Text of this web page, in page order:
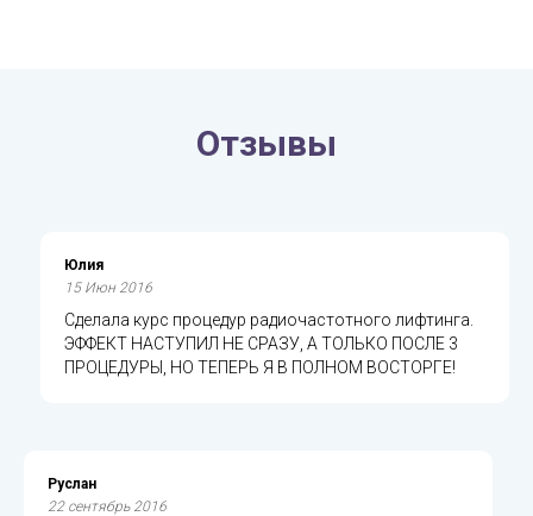
Отзывы
Юлия
15 Июн 2016
Сделала курс процедур радиочастотного лифтинга.
ЭФФЕКТ НАСТУПИЛ НЕ СРАЗУ, А ТОЛЬКО ПОСЛЕ 3
ПРОЦЕДУРЫ, НО ТЕПЕРЬ Я В ПОЛНОМ ВОСТОРГЕ!
Руслан
22 сентябрь 2016